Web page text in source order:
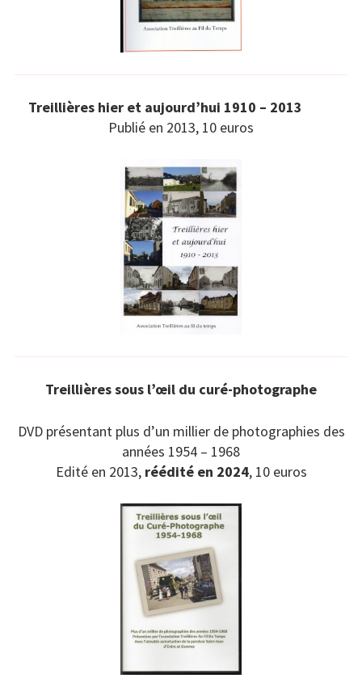
Treillières hier et aujourd’hui 1910 – 2013
Publié en 2013, 10 euros
Treillières sous l’œil du curé-photographe
DVD présentant plus d’un millier de photographies des
années 1954 – 1968
Edité en 2013, réédité en 2024, 10 euros